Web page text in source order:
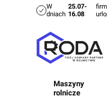
W
dniach
25.07-
16.08
Maszyny
rolnicze